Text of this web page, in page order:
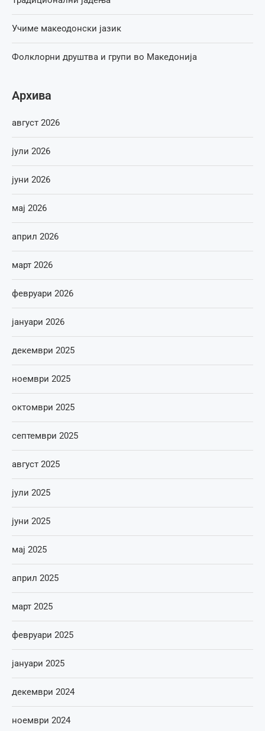
Учиме макеодонски јазик
Фолклорни друштва и групи во Македонија
Архива
август 2026
јули 2026
јуни 2026
мај 2026
април 2026
март 2026
февруари 2026
јануари 2026
декември 2025
ноември 2025
октомври 2025
септември 2025
август 2025
јули 2025
јуни 2025
мај 2025
април 2025
март 2025
февруари 2025
јануари 2025
декември 2024
ноември 2024